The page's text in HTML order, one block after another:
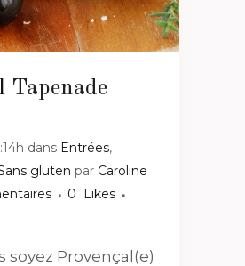
Tapenade
dans Entrées,
gluten par Caroline
0
Likes
soyez Provençal(e)